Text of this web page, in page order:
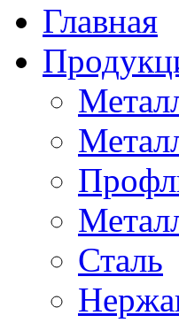
Главная
Сталь